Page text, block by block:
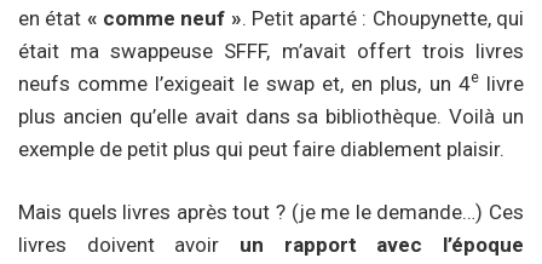
en état « comme neuf ». Petit aparté : Choupynette, qui
était ma swappeuse SFFF, m’avait offert trois livres
neufs comme l’exigeait le swap et, en plus, un 4elivre
plus ancien qu’elle avait dans sa bibliothèque. Voilà un
exemple de petit plus qui peut faire diablement plaisir.
Mais quels livres après tout ? (je me le demande…) Ces
livres doivent avoir un rapport avec l’époque